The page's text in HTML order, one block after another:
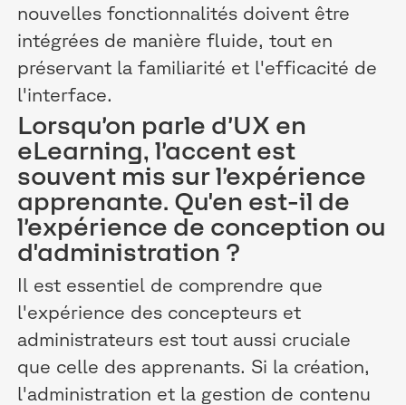
nouvelles fonctionnalités doivent être
intégrées de manière fluide, tout en
préservant la familiarité et l'efficacité de
l'interface.
Lorsqu’on parle d’UX en
eLearning, l’accent est
souvent mis sur l’expérience
apprenante. Qu'en est-il de
l’expérience de conception ou
d'administration ?
Il est essentiel de comprendre que
l'expérience des concepteurs et
administrateurs est tout aussi cruciale
que celle des apprenants. Si la création,
l'administration et la gestion de contenu